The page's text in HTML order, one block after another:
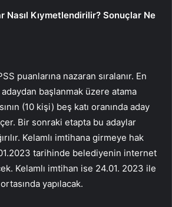
Nasıl Kıymetlendirilir? Sonuçlar Ne
puanlarına nazaran sıralanır. En
başlanmak üzere atama
(10 kişi) beş katı oranında aday
Bir sonraki etapta bu adaylar
Kelamlı imtihana girmeye hak
tarihinde belediyenin internet
Kelamlı imtihan ise 24.01. 2023 ile
yapılacak.